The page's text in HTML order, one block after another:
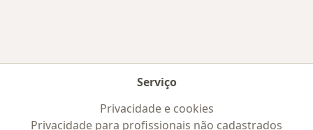
Serviço
Privacidade e cookies
Privacidade para profissionais não cadastrados